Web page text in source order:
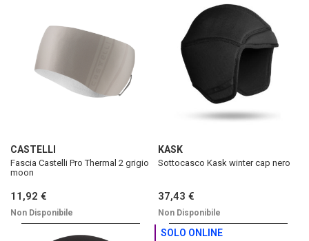
CASTELLI
Fascia Castelli Pro Thermal 2 grigio
moon
11,92 €
Non Disponibile
KASK
Sottocasco Kask winter cap nero
37,43 €
Non Disponibile
SOLO ONLINE